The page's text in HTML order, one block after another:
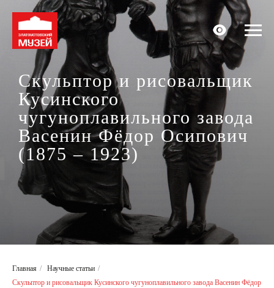
Скульптор и рисовальщик
Кусинского
чугуноплавильного завода
Васенин Фёдор Осипович
(1875 – 1923)
Главная / Научные статьи /
Скульптор и рисовальщик Кусинского чугуноплавильного завода Васенин Фёдор